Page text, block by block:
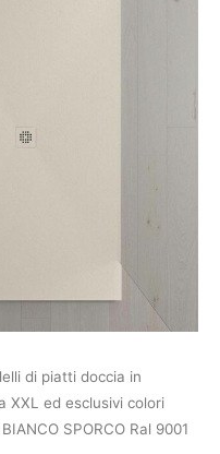
di piatti doccia in
XXL ed esclusivi colori
SPORCO Ral 9001